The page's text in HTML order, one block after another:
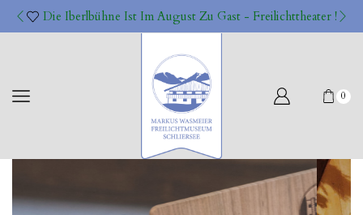
Die Iberlbühne Ist Im August Zu Gast - Freilichttheater !
0